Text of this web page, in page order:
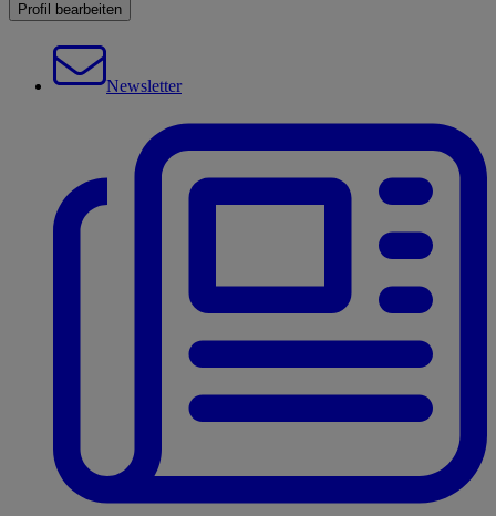
Profil bearbeiten
Newsletter